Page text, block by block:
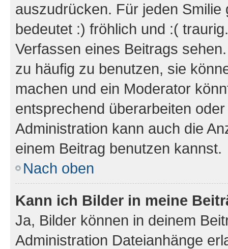
auszudrücken. Für jeden
bedeutet :) fröhlich und :(
Verfassen eines Beitrags
zu häufig zu benutzen, sie
machen und ein Moderator
entsprechend überarbeiten
Administration kann auch die
einem Beitrag benutzen kannst.
Nach oben
Kann ich Bilder in meine
Ja, Bilder können in deinem
Administration Dateianhänge